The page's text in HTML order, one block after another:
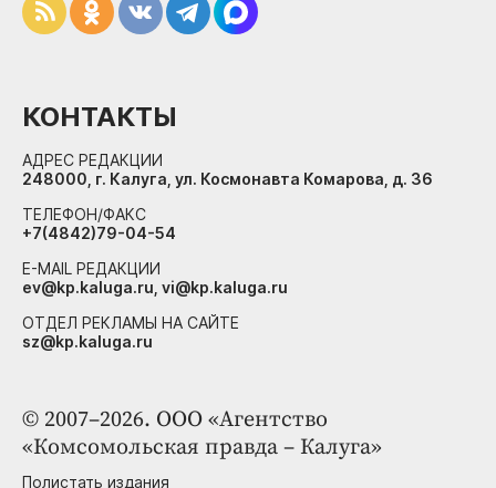
© 2007–2026. ООО «Агентство
«Комсомольская правда – Калуга»
Полистать издания
КОНТАКТЫ
АДРЕС РЕДАКЦИИ
248000, г. Калуга, ул. Космонавта Комарова, д. 36
ТЕЛЕФОН/ФАКС
+7(4842)79-04-54
E-MAIL РЕДАКЦИИ
ev@kp.kaluga.ru, vi@kp.kaluga.ru
ОТДЕЛ РЕКЛАМЫ НА САЙТЕ
sz@kp.kaluga.ru